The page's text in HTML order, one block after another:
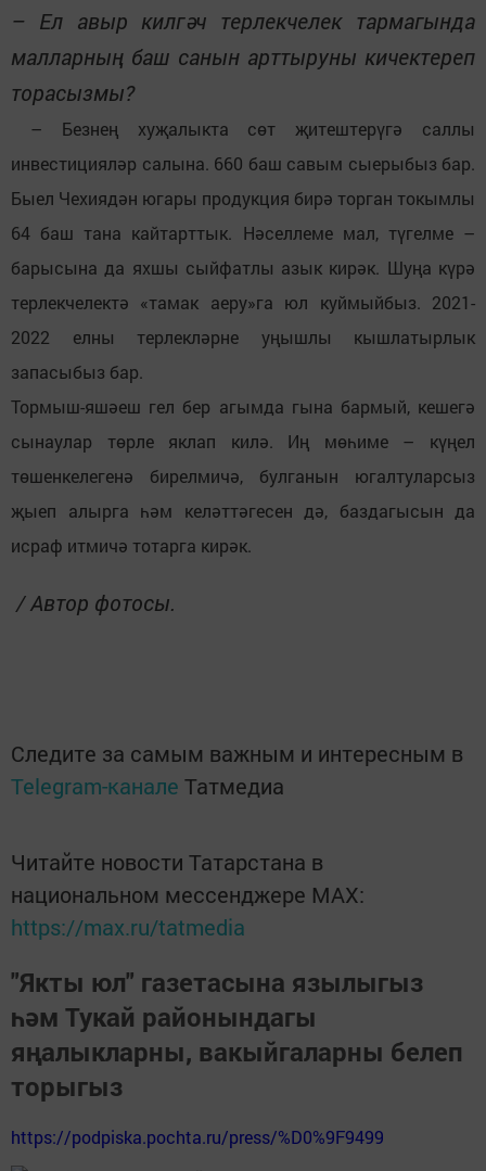
– Ел авыр килгәч терлекчелек тармагында
малларның баш санын арттыруны кичектереп
торасызмы?
– Безнең хуҗалыкта сөт җитештерүгә саллы
инвестицияләр салына. 660 баш савым сыерыбыз бар.
Быел Чехиядән югары продукция бирә торган токымлы
64 баш тана кайтарттык. Нәселлеме мал, түгелме –
барысына да яхшы сыйфатлы азык кирәк. Шуңа күрә
терлекчелектә «тамак аеру»га юл куймыйбыз. 2021-
2022 елны терлекләрне уңышлы кышлатырлык
запасыбыз бар.
Тормыш-яшәеш гел бер агымда гына бармый, кешегә
сынаулар төрле яклап килә. Иң мөһиме – күңел
төшенкелегенә бирелмичә, булганын югалтуларсыз
җыеп алырга һәм келәттәгесен дә, баздагысын да
исраф итмичә тотарга кирәк.
/ Автор фотосы.
Следите за самым важным и интересным в
Telegram-канале Татмедиа
Читайте новости Татарстана в
национальном мессенджере MАХ:
https://max.ru/tatmedia
"Якты юл" газетасына язылыгыз
һәм Тукай районындагы
яңалыкларны, вакыйгаларны белеп
торыгыз
https://podpiska.pochta.ru/press/%D0%9F9499